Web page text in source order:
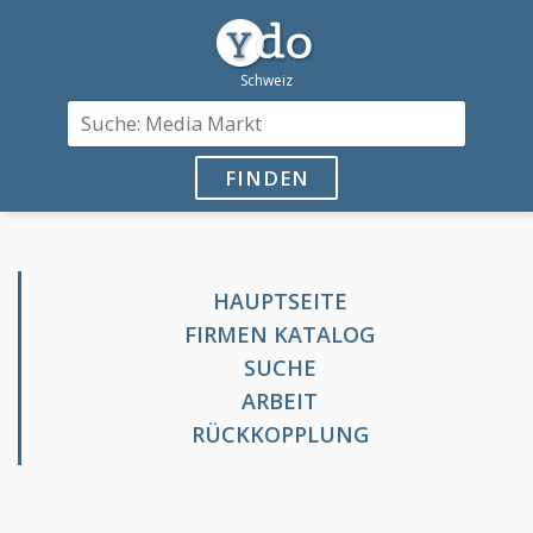
FINDEN
HAUPTSEITE
FIRMEN KATALOG
SUCHE
ARBEIT
RÜCKKOPPLUNG